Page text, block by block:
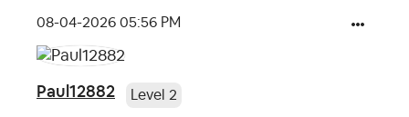
‎08-04-2026 05:56 PM
Paul12882 Level 2